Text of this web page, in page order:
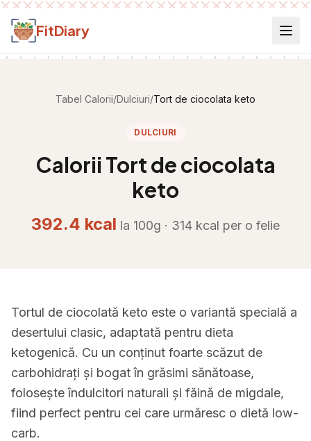
Salt la conținut
FitDiary
Tabel Calorii/Dulciuri/Tort de ciocolata keto
DULCIURI
Calorii Tort de ciocolata
keto
392.4 kcal la 100g · 314 kcal per o felie
Tortul de ciocolată keto este o variantă specială a
desertului clasic, adaptată pentru dieta
ketogenică. Cu un conținut foarte scăzut de
carbohidrați și bogat în grăsimi sănătoase,
folosește îndulcitori naturali și făină de migdale,
fiind perfect pentru cei care urmăresc o dietă low-
carb.